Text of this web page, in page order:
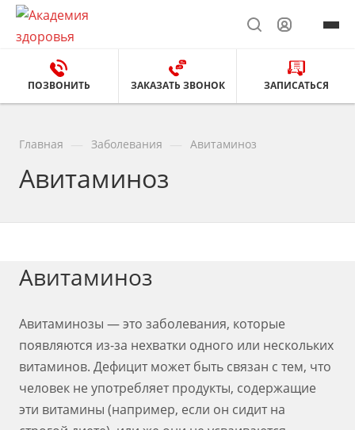
ПОЗВОНИТЬ ЗАКАЗАТЬ ЗВОНОК ЗАПИСАТЬСЯ
Главная Заболевания Авитаминоз
Авитаминоз
Авитаминоз
Авитаминозы — это заболевания, которые
появляются из-за нехватки одного или нескольких
витаминов. Дефицит может быть связан с тем, что
человек не употребляет продукты, содержащие
эти витамины (например, если он сидит на